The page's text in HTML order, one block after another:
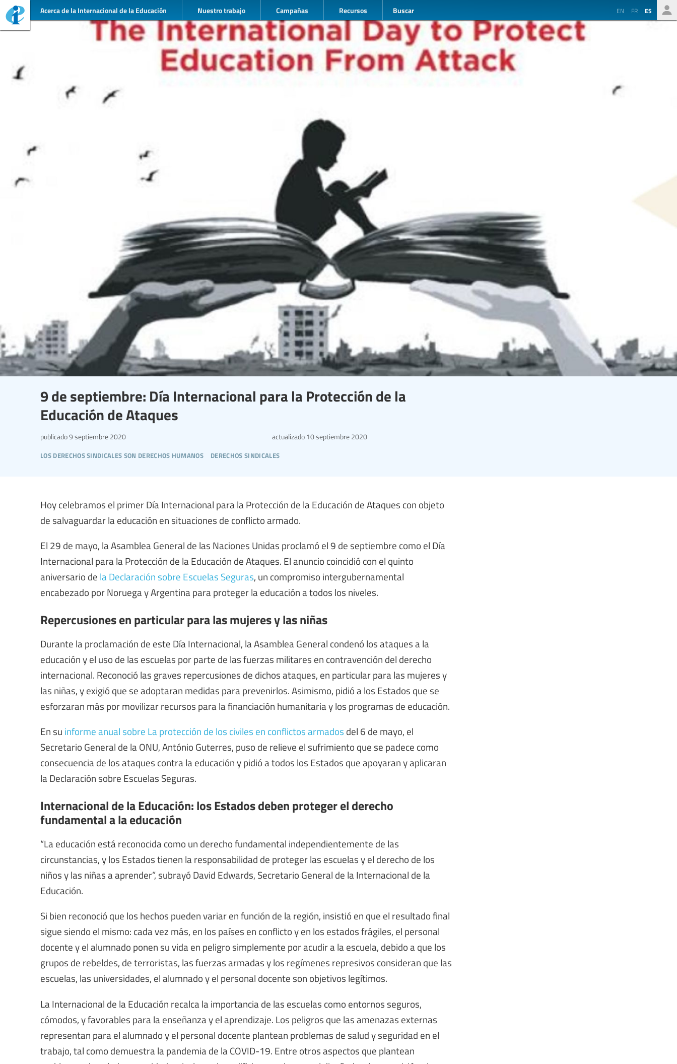
Acerca de la Internacional de la Educación Nuestro trabajo Campañas Recursos Buscar EN FR ES
9 de septiembre: Día Internacional para la Protección de la
Educación de Ataques
los derechos sindicales son derechos humanos derechos sindicales
publicado9 septiembre 2020 actualizado 10 septiembre 2020
Hoy celebramos el primer Día Internacional para la Protección de la Educación de Ataques con objeto
de salvaguardar la educación en situaciones de conflicto armado.
El 29 de mayo, la Asamblea General de las Naciones Unidas proclamó el 9 de septiembre como el Día
Internacional para la Protección de la Educación de Ataques. El anuncio coincidió con el quinto
aniversario de la Declaración sobre Escuelas Seguras, un compromiso intergubernamental
encabezado por Noruega y Argentina para proteger la educación a todos los niveles.
Repercusiones en particular para las mujeres y las niñas
Durante la proclamación de este Día Internacional, la Asamblea General condenó los ataques a la
educación y el uso de las escuelas por parte de las fuerzas militares en contravención del derecho
internacional. Reconoció las graves repercusiones de dichos ataques, en particular para las mujeres y
las niñas, y exigió que se adoptaran medidas para prevenirlos. Asimismo, pidió a los Estados que se
esforzaran más por movilizar recursos para la financiación humanitaria y los programas de educación.
En su informe anual sobre La protección de los civiles en conflictos armados del 6 de mayo, el
Secretario General de la ONU, António Guterres, puso de relieve el sufrimiento que se padece como
consecuencia de los ataques contra la educación y pidió a todos los Estados que apoyaran y aplicaran
la Declaración sobre Escuelas Seguras.
Internacional de la Educación: los Estados deben proteger el derecho
fundamental a la educación
“La educación está reconocida como un derecho fundamental independientemente de las
circunstancias, y los Estados tienen la responsabilidad de proteger las escuelas y el derecho de los
niños y las niñas a aprender”, subrayó David Edwards, Secretario General de la Internacional de la
Educación.
Si bien reconoció que los hechos pueden variar en función de la región, insistió en que el resultado final
sigue siendo el mismo: cada vez más, en los países en conflicto y en los estados frágiles, el personal
docente y el alumnado ponen su vida en peligro simplemente por acudir a la escuela, debido a que los
grupos de rebeldes, de terroristas, las fuerzas armadas y los regímenes represivos consideran que las
escuelas, las universidades, el alumnado y el personal docente son objetivos legítimos.
La Internacional de la Educación recalca la importancia de las escuelas como entornos seguros,
cómodos, y favorables para la enseñanza y el aprendizaje. Los peligros que las amenazas externas
representan para el alumnado y el personal docente plantean problemas de salud y seguridad en el
trabajo, tal como demuestra la pandemia de la COVID-19. Entre otros aspectos que plantean